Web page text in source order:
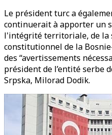
Le président turc a
continuerait à apporter un
l'intégrité territoriale, de la
constitutionnel de la
des “avertissements
président de l’entité serbe
Srpska, Milorad Dodik.